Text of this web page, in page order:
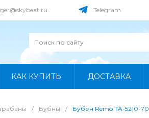
Telegram
КАК КУПИТЬ ДОСТАВКА
/ Бубны / Бубен Remo TA-5210-70